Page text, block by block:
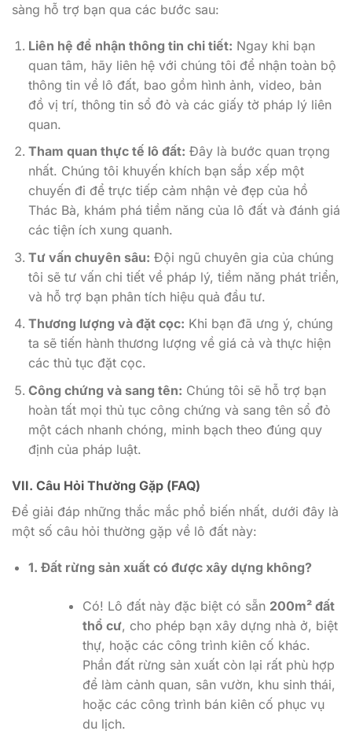
sàng hỗ trợ bạn qua các bước sau:
Liên hệ để nhận thông tin chi tiết: Ngay khi bạn
quan tâm, hãy liên hệ với chúng tôi để nhận toàn bộ
thông tin về lô đất, bao gồm hình ảnh, video, bản
đồ vị trí, thông tin sổ đỏ và các giấy tờ pháp lý liên
quan.
Tham quan thực tế lô đất: Đây là bước quan trọng
nhất. Chúng tôi khuyến khích bạn sắp xếp một
chuyến đi để trực tiếp cảm nhận vẻ đẹp của hồ
Thác Bà, khám phá tiềm năng của lô đất và đánh giá
các tiện ích xung quanh.
Tư vấn chuyên sâu: Đội ngũ chuyên gia của chúng
tôi sẽ tư vấn chi tiết về pháp lý, tiềm năng phát triển,
và hỗ trợ bạn phân tích hiệu quả đầu tư.
Thương lượng và đặt cọc: Khi bạn đã ưng ý, chúng
ta sẽ tiến hành thương lượng về giá cả và thực hiện
các thủ tục đặt cọc.
Công chứng và sang tên: Chúng tôi sẽ hỗ trợ bạn
hoàn tất mọi thủ tục công chứng và sang tên sổ đỏ
một cách nhanh chóng, minh bạch theo đúng quy
định của pháp luật.
VII. Câu Hỏi Thường Gặp (FAQ)
Để giải đáp những thắc mắc phổ biến nhất, dưới đây là
một số câu hỏi thường gặp về lô đất này:
1. Đất rừng sản xuất có được xây dựng không?
Có! Lô đất này đặc biệt có sẵn 200m² đất
thổ cư, cho phép bạn xây dựng nhà ở, biệt
thự, hoặc các công trình kiên cố khác.
Phần đất rừng sản xuất còn lại rất phù hợp
để làm cảnh quan, sân vườn, khu sinh thái,
hoặc các công trình bán kiên cố phục vụ
du lịch.